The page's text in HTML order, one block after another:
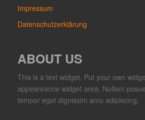
Impressum
Datenschutzerklärung
ABOUT US
This is a text widget. Put your own
appeareance widget area. Nullam
tempor eget dignissim arcu adipiscing.